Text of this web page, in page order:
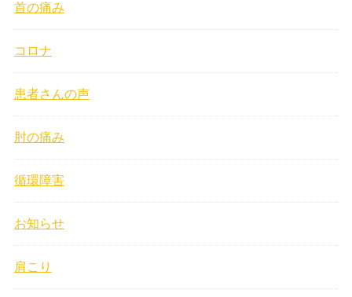
首の痛み
コロナ
患者さんの声
肘の痛み
循環障害
お知らせ
肩こり